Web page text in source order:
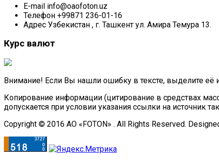
E-mail info@oaofoton.uz
Телефон +99871 236-01-16
Адрес Узбекистан , г. Ташкент ул. Амира Темура 13.
Курс валют
Внимание! Если Вы нашли ошибку в тексте, выделите её
Копирование информации (цитирование в средствах
допускается при условии указания ссылки на источник
Copyright © 2016 АО «FOTON» . All Rights Reserved.